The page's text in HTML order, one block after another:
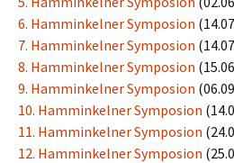
6. Hamminkelner Symposion
7. Hamminkelner Symposion
8. Hamminkelner Symposion
9. Hamminkelner Symposion
10. Hamminkelner Symposion
11. Hamminkelner Symposion
12. Hamminkelner Symposion